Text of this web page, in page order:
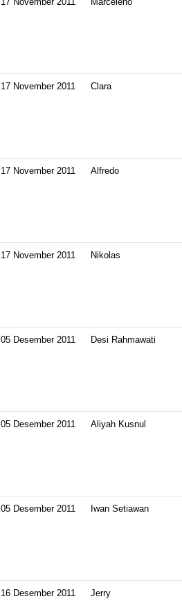
17 November 2011 Clara
17 November 2011 Alfredo
17 November 2011 Nikolas
05 Desember 2011 Desi Rahmawati
05 Desember 2011 Aliyah Kusnul
05 Desember 2011 Iwan Setiawan
16 Desember 2011 Jerry